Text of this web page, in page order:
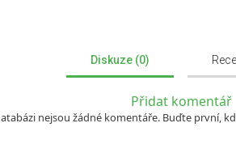
Diskuze (0)
Přidat komentář
nejsou žádné komentáře. Buďte první,